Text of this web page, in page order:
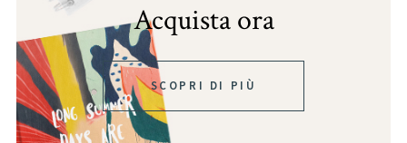
Acquista ora
SCOPRI DI PIÙ